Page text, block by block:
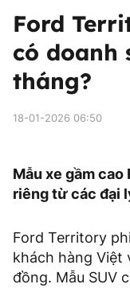
Ford
có doanh
tháng?
18-01-2026 06:50
Mẫu xe gầm
riêng từ các đại
Ford Territory
khách hàng Việt
đồng. Mẫu SUV